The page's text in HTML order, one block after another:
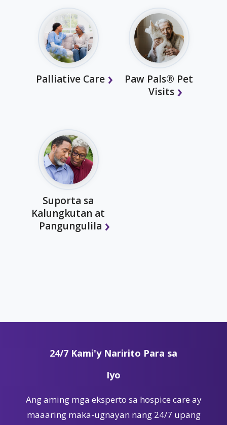
Palliative Care
Paw Pals® Pet
Visits
Suporta sa
Kalungkutan at
Pangungulila
24/7 Kami'y Naririto Para sa
Iyo
Ang aming mga eksperto sa hospice care ay
maaaring maka-ugnayan nang 24/7 upang